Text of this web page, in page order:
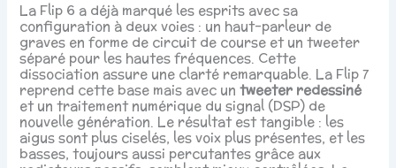
La Flip 6 a déjà marqué les esprits avec sa
configuration à deux voies : un haut-parleur de
graves en forme de circuit de course et un tweeter
séparé pour les hautes fréquences. Cette
dissociation assure une clarté remarquable. La Flip 7
reprend cette base mais avec untweeter redessiné
et un traitement numérique du signal (DSP) de
nouvelle génération. Le résultat est tangible : les
aigus sont plus ciselés, les voix plus présentes, et les
basses, toujours aussi percutantes grâce aux